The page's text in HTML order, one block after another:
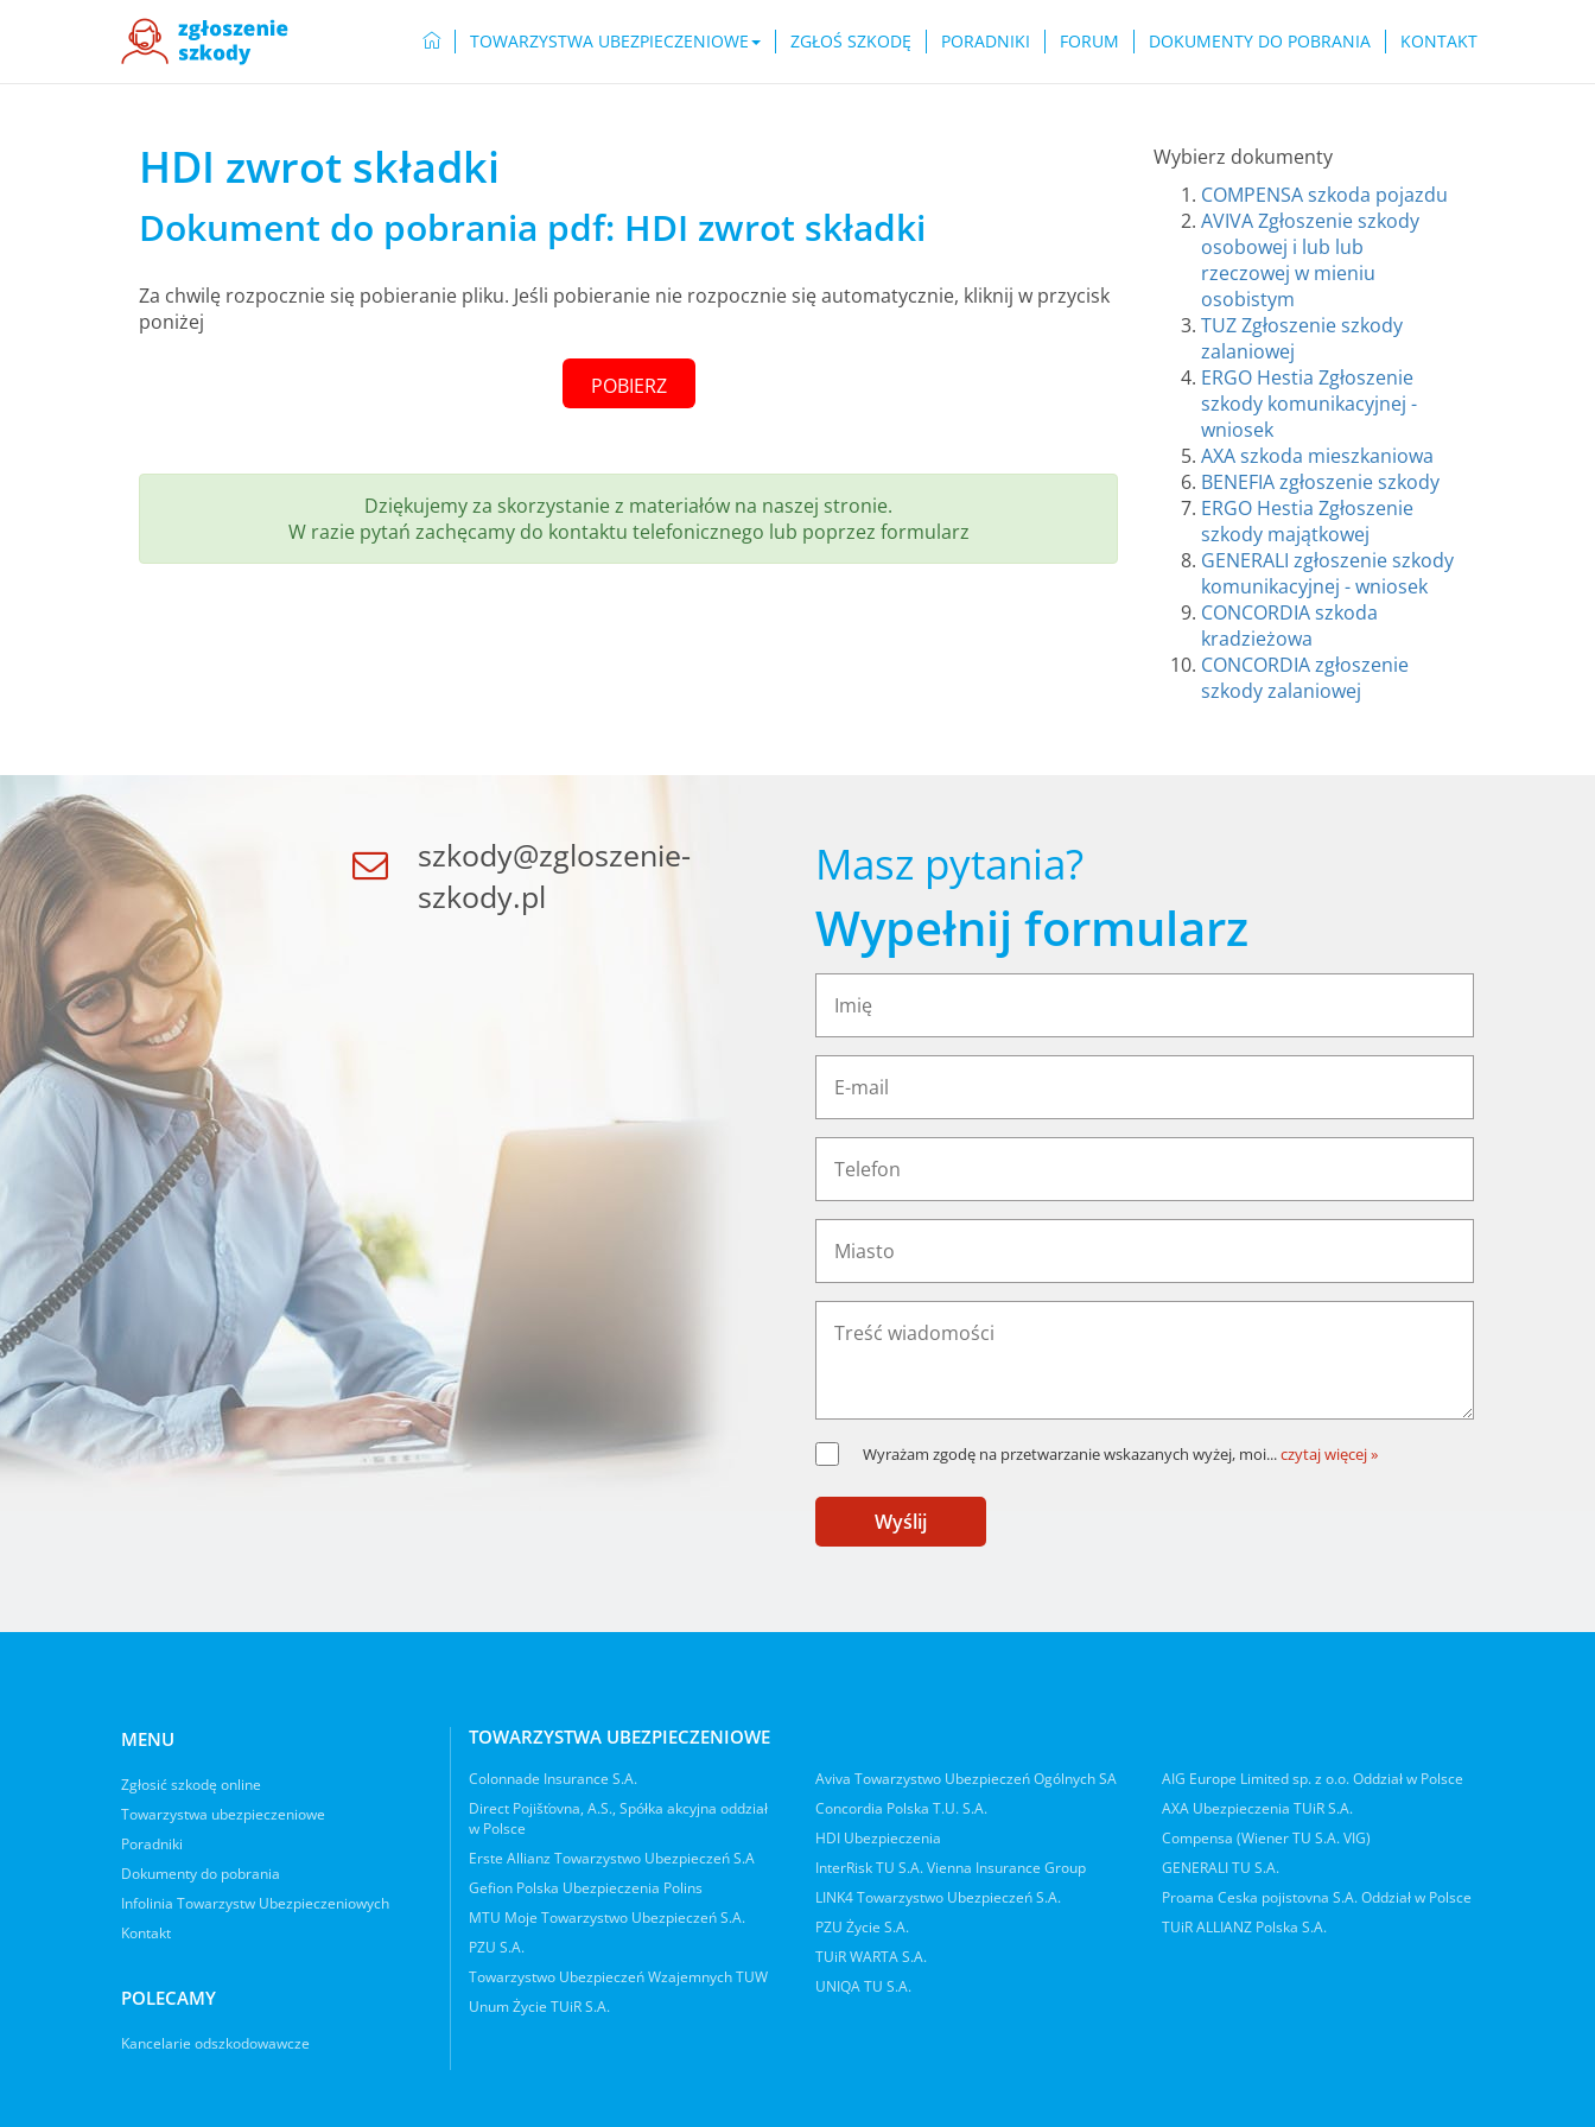
TOWARZYSTWA UBEZPIECZENIOWE ZGŁOŚ SZKODĘ PORADNIKI FORUM DOKUMENTY DO POBRANIA KONTAKT
HDI zwrot składki
Dokument do pobrania pdf: HDI zwrot składki
Za chwilę rozpocznie się pobieranie pliku. Jeśli pobieranie nie rozpocznie się automatycznie, kliknij w przycisk
poniżej
POBIERZ
Dziękujemy za skorzystanie z materiałów na naszej stronie.
W razie pytań zachęcamy do kontaktu telefonicznego lub poprzez formularz
Wybierz dokumenty
COMPENSA szkoda pojazdu
AVIVA Zgłoszenie szkody
osobowej i lub lub
rzeczowej w mieniu
osobistym
TUZ Zgłoszenie szkody
zalaniowej
ERGO Hestia Zgłoszenie
szkody komunikacyjnej -
wniosek
AXA szkoda mieszkaniowa
BENEFIA zgłoszenie szkody
ERGO Hestia Zgłoszenie
szkody majątkowej
GENERALI zgłoszenie szkody
komunikacyjnej - wniosek
CONCORDIA szkoda
kradzieżowa
CONCORDIA zgłoszenie
szkody zalaniowej
szkody@zgloszenie-
szkody.pl
Masz pytania?
Wypełnij formularz
Wyrażam zgodę na przetwarzanie wskazanych wyżej, moi...czytaj więcej »
Wyślij
MENU
Zgłosić szkodę online
Towarzystwa ubezpieczeniowe
Poradniki
Dokumenty do pobrania
Infolinia Towarzystw Ubezpieczeniowych
Kontakt
POLECAMY
Kancelarie odszkodowawcze
TOWARZYSTWA UBEZPIECZENIOWE
Colonnade Insurance S.A.
Direct Pojišťovna, A.S., Spółka akcyjna oddział
w Polsce
Erste Allianz Towarzystwo Ubezpieczeń S.A
Gefion Polska Ubezpieczenia Polins
MTU Moje Towarzystwo Ubezpieczeń S.A.
PZU S.A.
Towarzystwo Ubezpieczeń Wzajemnych TUW
Unum Życie TUiR S.A.
Aviva Towarzystwo Ubezpieczeń Ogólnych SA
Concordia Polska T.U. S.A.
HDI Ubezpieczenia
InterRisk TU S.A. Vienna Insurance Group
LINK4 Towarzystwo Ubezpieczeń S.A.
PZU Życie S.A.
TUiR WARTA S.A.
UNIQA TU S.A.
AIG Europe Limited sp. z o.o. Oddział w Polsce
AXA Ubezpieczenia TUiR S.A.
Compensa (Wiener TU S.A. VIG)
GENERALI TU S.A.
Proama Ceska pojistovna S.A. Oddział w Polsce
TUiR ALLIANZ Polska S.A.